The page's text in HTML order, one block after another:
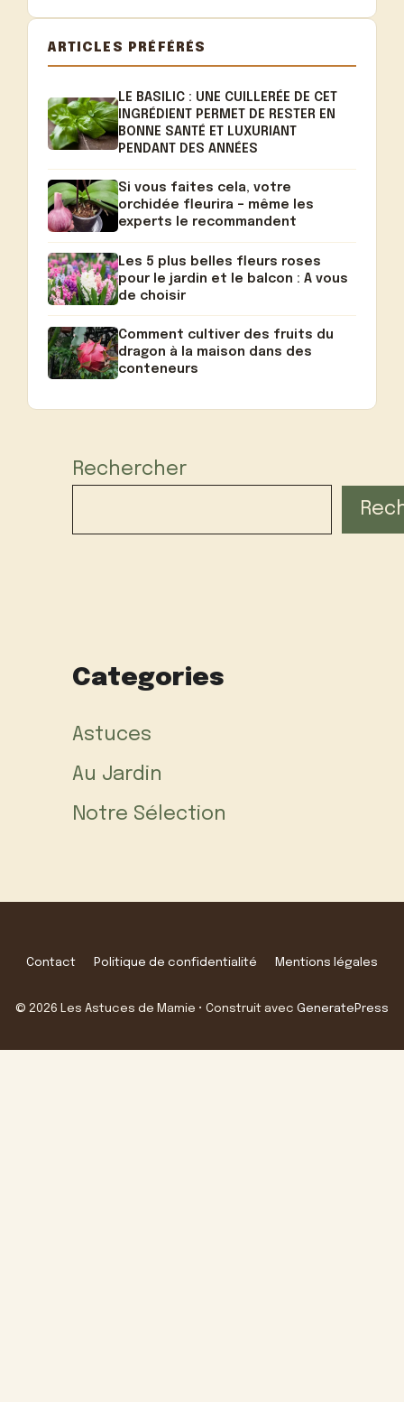
ARTICLES PRÉFÉRÉS
LE BASILIC : UNE CUILLERÉE DE CET
INGRÉDIENT PERMET DE RESTER EN
BONNE SANTÉ ET LUXURIANT
PENDANT DES ANNÉES
Si vous faites cela, votre
orchidée fleurira – même les
experts le recommandent
Les 5 plus belles fleurs roses
pour le jardin et le balcon : A vous
de choisir
Comment cultiver des fruits du
dragon à la maison dans des
conteneurs
Rechercher
Categories
Astuces
Au Jardin
Notre Sélection
Contact Politique de confidentialité Mentions légales
© 2026 Les Astuces de Mamie • Construit avec GeneratePress